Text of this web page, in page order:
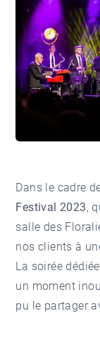
Dans le cadre
Festival 2023,
salle des
nos clients à
La soirée
un moment
pu le partager